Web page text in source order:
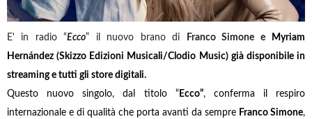
E' in radio “Ecco” il nuovo brano di Franco Simone e
Myriam
Hernández(Skizzo Edizioni Musicali/Clodio Music) già disponibile in
streaming e tutti gli store digitali.
Questo nuovo singolo, dal titolo “Ecco”, conferma il respiro
internazionale e di qualità che porta avanti da sempre Franco Simone,